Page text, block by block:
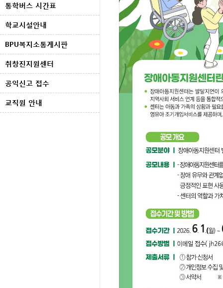
통학버스 시간표
학교시설안내
BPU복지소통게시판
취창진지원센터
공익신고 접수
교직원 안내